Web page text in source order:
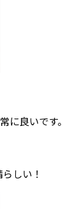
に良いです。
しい！